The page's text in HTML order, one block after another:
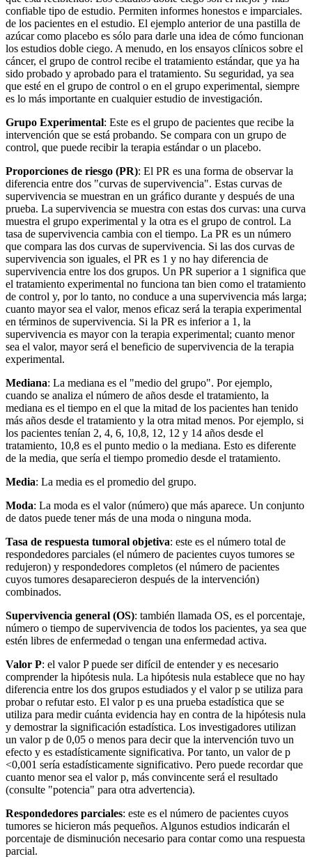
confiable tipo de estudio. Permiten informes honestos e imparciales.
de los pacientes en el estudio. El ejemplo anterior de una pastilla de
azúcar como placebo es sólo para darle una idea de cómo funcionan
los estudios doble ciego. A menudo, en los ensayos clínicos sobre el
cáncer, el grupo de control recibe el tratamiento estándar, que ya ha
sido probado y aprobado para el tratamiento. Su seguridad, ya sea
que esté en el grupo de control o en el grupo experimental, siempre
es lo más importante en cualquier estudio de investigación.
Grupo Experimental: Este es el grupo de pacientes que recibe la
intervención que se está probando. Se compara con un grupo de
control, que puede recibir la terapia estándar o un placebo.
Proporciones de riesgo (PR): El PR es una forma de observar la
diferencia entre dos "curvas de supervivencia". Estas curvas de
supervivencia se muestran en un gráfico durante y después de una
prueba. La supervivencia se muestra con estas dos curvas: una curva
muestra el grupo experimental y la otra es el grupo de control. La
tasa de supervivencia cambia con el tiempo. La PR es un número
que compara las dos curvas de supervivencia. Si las dos curvas de
supervivencia son iguales, el PR es 1 y no hay diferencia de
supervivencia entre los dos grupos. Un PR superior a 1 significa que
el tratamiento experimental no funciona tan bien como el tratamiento
de control y, por lo tanto, no conduce a una supervivencia más larga;
cuanto mayor sea el valor, menos eficaz será la terapia experimental
en términos de supervivencia. Si la PR es inferior a 1, la
supervivencia es mayor con la terapia experimental; cuanto menor
sea el valor, mayor será el beneficio de supervivencia de la terapia
experimental.
Mediana: La mediana es el "medio del grupo". Por ejemplo,
cuando se analiza el número de años desde el tratamiento, la
mediana es el tiempo en el que la mitad de los pacientes han tenido
más años desde el tratamiento y la otra mitad menos. Por ejemplo, si
los pacientes tenían 2, 4, 6, 10,8, 12, 12 y 14 años desde el
tratamiento, 10,8 es el punto medio o la mediana. Esto es diferente
de la media, que sería el tiempo promedio desde el tratamiento.
Media: La media es el promedio del grupo.
Moda: La moda es el valor (número) que más aparece. Un conjunto
de datos puede tener más de una moda o ninguna moda.
Tasa de respuesta tumoral objetiva: este es el número total de
respondedores parciales (el número de pacientes cuyos tumores se
redujeron) y respondedores completos (el número de pacientes
cuyos tumores desaparecieron después de la intervención)
combinados.
Supervivencia general (OS): también llamada OS, es el porcentaje,
número o tiempo de supervivencia de todos los pacientes, ya sea que
estén libres de enfermedad o tengan una enfermedad activa.
Valor P: el valor P puede ser difícil de entender y es necesario
comprender la hipótesis nula. La hipótesis nula establece que no hay
diferencia entre los dos grupos estudiados y el valor p se utiliza para
probar o refutar esto. El valor p es una prueba estadística que se
utiliza para medir cuánta evidencia hay en contra de la hipótesis nula
y demostrar la significación estadística. Los investigadores utilizan
un valor p de 0,05 o menos para decir que la intervención tuvo un
efecto y es estadísticamente significativa. Por tanto, un valor de p
<0,001 sería estadísticamente significativo. Pero puede recordar que
cuanto menor sea el valor p, más convincente será el resultado
(consulte "potencia" para otra advertencia).
Respondedores parciales: este es el número de pacientes cuyos
tumores se hicieron más pequeños. Algunos estudios indicarán el
porcentaje de disminución necesario para contar como una respuesta
parcial.